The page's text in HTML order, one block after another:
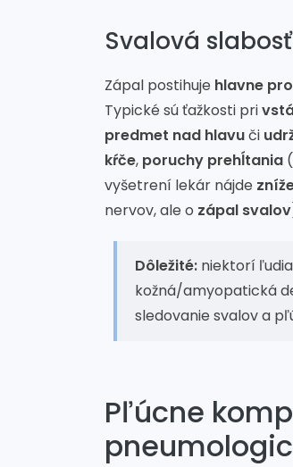
Svalová
Zápal postihuje hlavne
Typické sú ťažkosti pri
predmet nad hlavuči
kŕče, poruchy prehĺtania
vyšetrení lekár nájde
nervov, ale o zápal svalov
Dôležité: niektorí
kožná/amyopatická
sledovanie svalov a
Pľúcne